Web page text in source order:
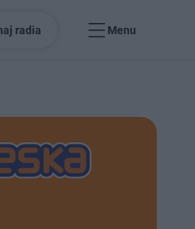
radia Menu